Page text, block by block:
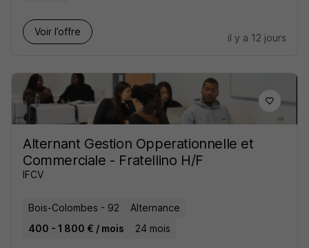
Voir l’offre
il y a 12 jours
Alternant Gestion Opperationnelle et
Commerciale - Fratellino H/F
IFCV
Bois-Colombes - 92
Alternance
400 - 1 800 € / mois
24 mois